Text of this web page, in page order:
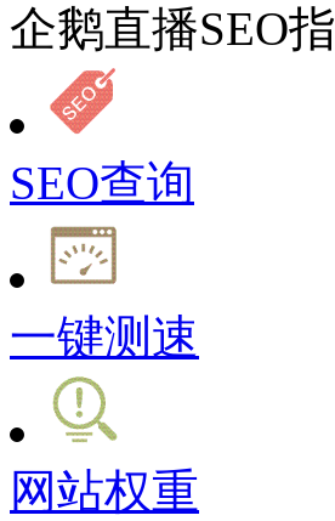
企鹅直播SEO
SEO查询
一键测速
网站权重